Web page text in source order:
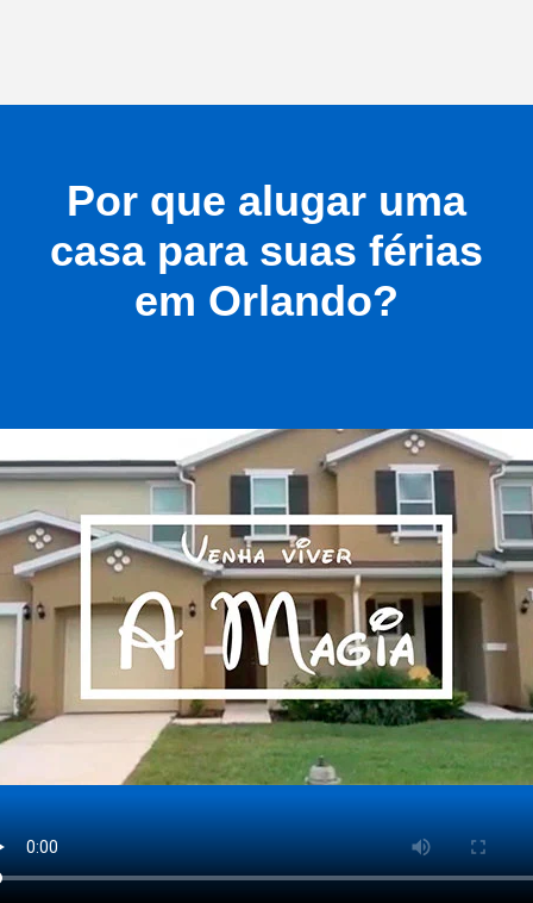
Por que alugar uma
casa para suas férias
em Orlando?